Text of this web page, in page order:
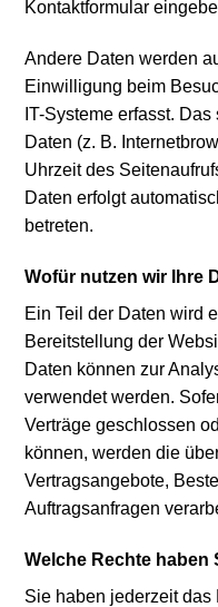
Kontaktformular
Andere Daten werden
Einwilligung beim
IT-Systeme erfasst.
Daten (z. B.
Uhrzeit des
Daten erfolgt
betreten.
Wofür nutzen wir Ihre
Ein Teil der Daten wird
Bereitstellung der
Daten können zur
verwendet werden.
Verträge geschlossen
können, werden die
Vertragsangebote,
Auftragsanfragen
Welche Rechte haben
Sie haben jederzeit das